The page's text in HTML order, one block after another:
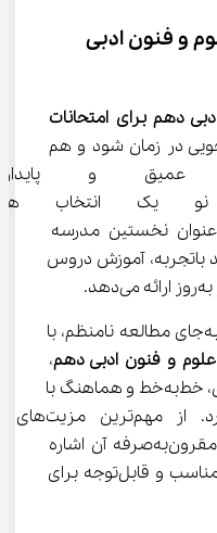
‌بندی علوم و فنون ادبی
دهم برای امتحانات
است که هم باعث صرفه‌جویی در زمان شود و هم
را عمیق و
گام‌به‌گام تصویری آی ‌نو یک
می‌آید. مدرسه مجازی آی‌ نو به‌عنوان نخستین مدرسه
از اساتید باتجربه، آموزش دروس
در این سبک آموزشی، دانش‌آموز به‌جای مطالعه نامنظم، با
علوم و فنون ادبی دهم،
تمام مطالب کتاب را به‌صورت دقیق، خط‌به‌خط و هماهنگ با
سرفصل‌های رسمی یاد می‌گیرد. از مهم‌ترین مزیت‌های
گام‌به‌گام آی‌نو می‌توان به هزینه مقرون‌به‌صرفه آن اشاره
کرد که در شرایط فعلی، انتخابی مناسب و قابل‌توجه برای